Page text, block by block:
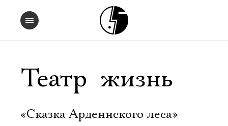
Театр  жизнь
«Сказка Арденнского леса»